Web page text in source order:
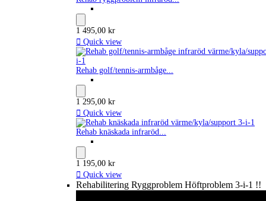
1 495,00 kr
 Quick view
Rehab golf/tennis-armbåge...
1 295,00 kr
 Quick view
Rehab knäskada infraröd...
1 195,00 kr
 Quick view
Rehabilitering Ryggproblem Höftproblem 3-i-1 !!